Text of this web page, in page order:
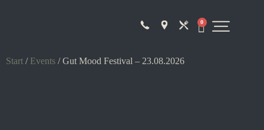
0
Start / Events / Gut Mood Festival – 23.08.2026